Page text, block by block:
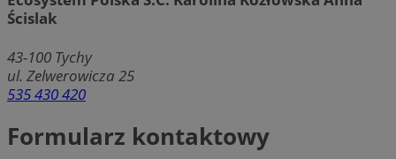
Ścislak
43-100 Tychy
ul. Zelwerowicza 25
535 430 420
Formularz kontaktowy